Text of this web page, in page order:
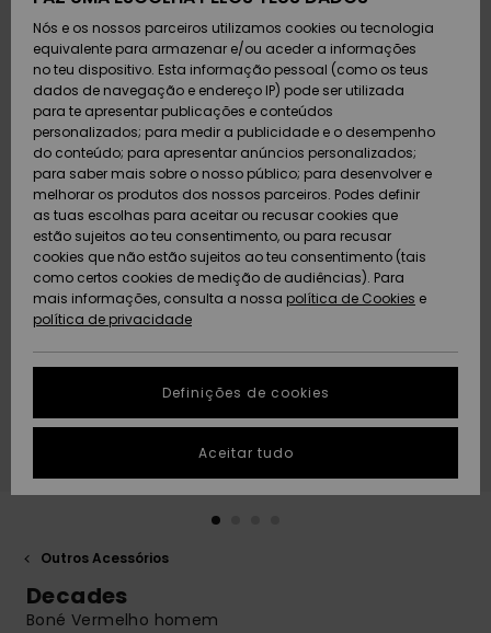
Calçado e
chinelos
Surfe/água
Snow
Artigos
recém-
chegados
Coleções
Calçado e
chinelos
Surfe/água
Neve
Artigos
recém-
chegados
Highlights
Highlights
Snow
SURF
Highlights
Community
SNOW
Criança
Snow Shop
Feminino
Highlights
Community
DUPLA
PROMO
Outlet
Mulher
AJUDA
Devoluções
Pagamento
Cartão
presente
Quiksilver
Freedom
Protecção de
dados
Guia de
tamanhos
conversa para
obteres a
resposta mais
rápida à tua
SUSTAINABILITY
PRESENTE
DESEJO
Outros Acessórios
Decades
Boné Vermelho homem
Nós e os nossos parceiros utilizamos cookies ou tecnologia
equivalente para armazenar e/ou aceder a informações
no teu dispositivo. Esta informação pessoal (como os teus
dados de navegação e endereço IP) pode ser utilizada
para te apresentar publicações e conteúdos
personalizados; para medir a publicidade e o desempenho
do conteúdo; para apresentar anúncios personalizados;
para saber mais sobre o nosso público; para desenvolver e
melhorar os produtos dos nossos parceiros. Podes definir
as tuas escolhas para aceitar ou recusar cookies que
estão sujeitos ao teu consentimento, ou para recusar
cookies que não estão sujeitos ao teu consentimento (tais
como certos cookies de medição de audiências). Para
mais informações, consulta a nossa política de Cookies e
política de privacidade
Definições de cookies
Aceitar tudo